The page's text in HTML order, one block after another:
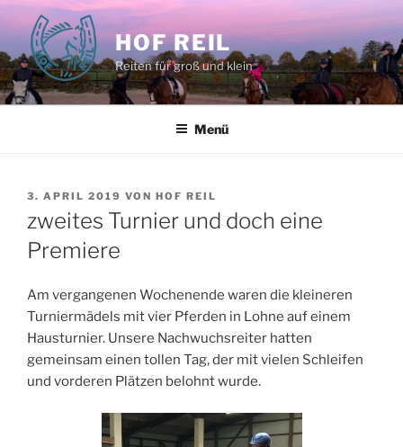
Zum
Inhalt
springen
HOF REIL
Reiten für groß und klein
Menü
VERÖFFENTLICHT
3. APRIL 2019 VON HOF REIL
zweites Turnier und doch eine
Premiere
Am vergangenen Wochenende waren die kleineren
Turniermädels mit vier Pferden in Lohne auf einem
Hausturnier. Unsere Nachwuchsreiter hatten
gemeinsam einen tollen Tag, der mit vielen Schleifen
und vorderen Plätzen belohnt wurde.